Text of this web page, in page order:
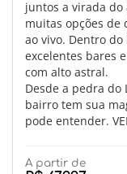
juntos a virada do
muitas opções de
ao vivo. Dentro
excelentes bares
com alto astral.
Desde a pedra do
bairro tem sua
pode entender.
A partir de